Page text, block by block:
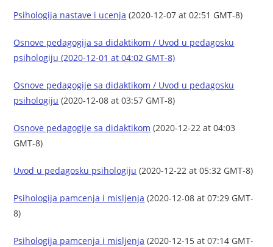
Psihologija nastave i ucenja (2020-12-07 at 02:51 GMT-8)
Osnove pedagogija sa didaktikom / Uvod u pedagosku
psihologiju (2020-12-01 at 04:02 GMT-8)
Osnove pedagogije sa didaktikom / Uvod u pedagosku
psihologiju (2020-12-08 at 03:57 GMT-8)
Osnove pedagogije sa didaktikom (2020-12-22 at 04:03
GMT-8)
Uvod u pedagosku psihologiju (2020-12-22 at 05:32 GMT-8)
Psihologija pamcenja i misljenja (2020-12-08 at 07:29 GMT-
8)
Psihologija pamcenja i misljenja (2020-12-15 at 07:14 GMT-